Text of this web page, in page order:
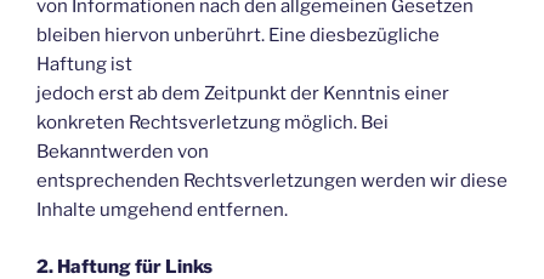
von Informationen nach den allgemeinen Gesetzen
bleiben hiervon unberührt. Eine diesbezügliche
Haftung ist
jedoch erst ab dem Zeitpunkt der Kenntnis einer
konkreten Rechtsverletzung möglich. Bei
Bekanntwerden von
entsprechenden Rechtsverletzungen werden wir diese
Inhalte umgehend entfernen.
2. Haftung für Links